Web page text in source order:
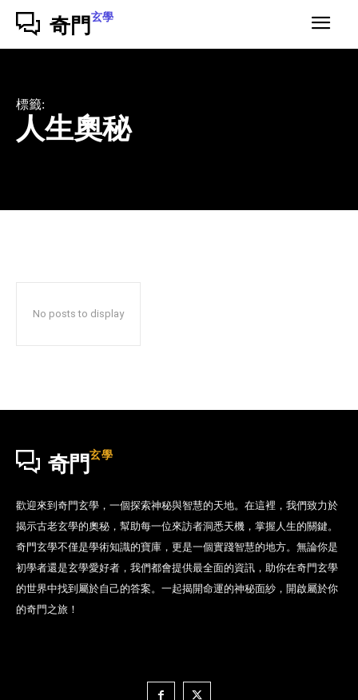
奇門 玄學
標籤:
人生奧秘
No posts to display
奇門 玄學
歡迎來到奇門玄學，一個探索神秘與智慧的天地。在這裡，我們致力於
揭示古老玄學的奧秘，幫助每一位來訪者洞悉天機，掌握人生的關鍵。
奇門玄學不僅是學術知識的寶庫，更是一個實踐智慧的地方。無論你是
初學者還是玄學愛好者，我們都會提供最全面的資訊，助你在奇門玄學
的世界中找到屬於自己的答案。一起揭開命運的神秘面紗，開啟屬於你
的奇門之旅！